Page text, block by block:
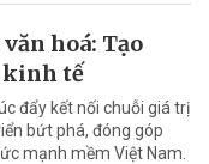
hoá: Tạo
kinh tế
đẩy kết nối chuỗi giá trị
bứt phá, đóng góp
mạnh mềm Việt Nam.